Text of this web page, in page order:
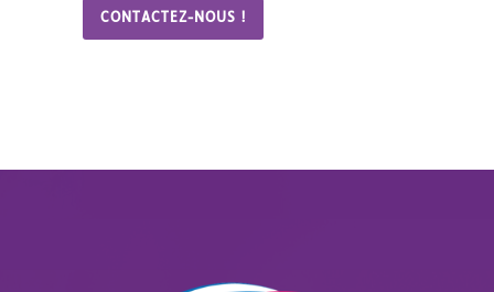
CONTACTEZ-NOUS !